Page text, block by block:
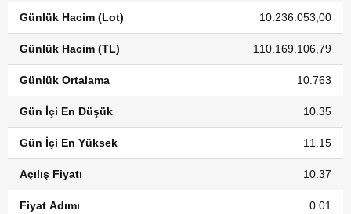
Günlük Hacim (Lot) 10.236.053,00
Günlük Hacim (TL) 110.169.106,79
Günlük Ortalama 10.763
Gün İçi En Düşük 10.35
Gün İçi En Yüksek 11.15
Açılış Fiyatı 10.37
Fiyat Adımı 0.01